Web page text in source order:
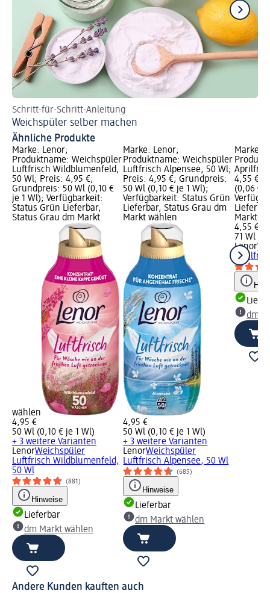
Schritt-für-Schritt-Anleitung
Weichspüler selber machen
Ähnliche Produkte
Marke: Lenor;
Produktname: Weichspüler
Luftfrisch Wildblumenfeld,
50 Wl; Preis: 4,95 €;
Grundpreis: 50 Wl (0,10 €
je 1 Wl); Verfügbarkeit:
Status Grün Lieferbar,
Status Grau dm Markt
wählen
4,95 €
50 Wl (0,10 € je 1 Wl)
+ 3 weitere Varianten
LenorWeichspüler
Luftfrisch Wildblumenfeld,
50 Wl
(881)
Hinweise
Lieferbar
dm Markt wählen
Marke: Lenor;
Produktname: Weichspüler
Luftfrisch Alpensee, 50 Wl;
Preis: 4,95 €; Grundpreis:
50 Wl (0,10 € je 1 Wl);
Verfügbarkeit: Status Grün
Lieferbar, Status Grau dm
Markt wählen
4,95 €
50 Wl (0,10 € je 1 Wl)
+ 3 weitere Varianten
LenorWeichspüler
Luftfrisch Alpensee, 50 Wl
(685)
Hinweise
Lieferbar
dm Markt wählen
Marke:
4,55 €;
(0,06 €
Markt
4,55 €
71 Wl
Lenor
dm
Andere Kunden kauften auch